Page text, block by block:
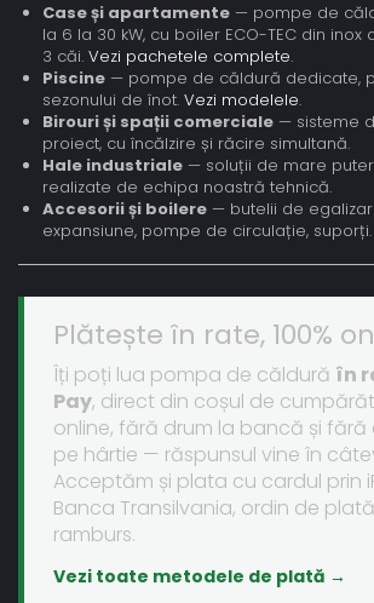
Case și apartamente — pompe de
la 6 la 30 kW, cu boiler ECO-TEC din inox
3 căi. Vezi pachetele complete.
Piscine — pompe de căldură dedicate,
sezonului de înot. Vezi modelele.
Birouri și spații comerciale — sisteme
proiect, cu încălzire și răcire simultană.
Hale industriale — soluții de mare
realizate de echipa noastră tehnică.
Accesorii și boilere — butelii de
expansiune, pompe de circulație, suporți.
Plătește în rate, 100%
Îți poți lua pompa de căldură în
Pay, direct din coșul de
online, fără drum la bancă și
pe hârtie — răspunsul vine în
Acceptăm și plata cu cardul prin
Banca Transilvania, ordin de
ramburs.
Vezi toate metodele de plată →